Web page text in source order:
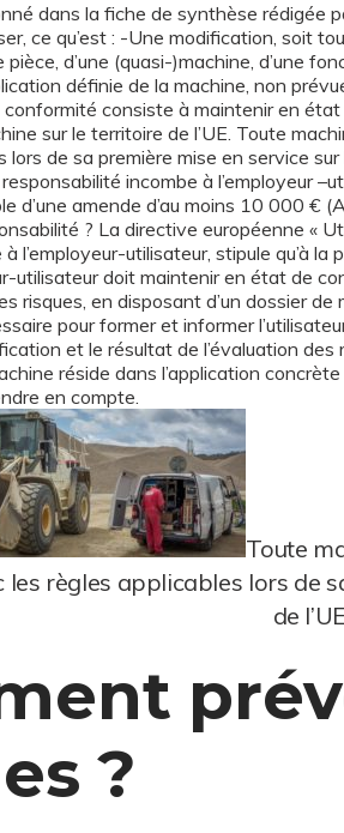
dans la fiche de synthèse rédigée
ce qu’est : -Une modification, soit
pièce, d’une (quasi-)machine, d’une
définie de la machine, non
conformité consiste à maintenir en
sur le territoire de l’UE. Toute
lors de sa première mise en service
incombe à l’employeur
d’une amende d’au moins 10 000 €
? La directive européenne «
l’employeur-utilisateur, stipule qu’à
utilisateur doit maintenir en état de
risques, en disposant d’un dossier
pour former et informer
et le résultat de l’évaluation des
réside dans l’application
en compte.
Toute
règles applicables lors de
de l’UE
?